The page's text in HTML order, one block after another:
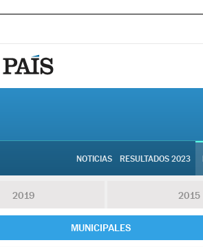
NOTICIAS RESULTADOS 2023
2019 2015
MUNICIPALES